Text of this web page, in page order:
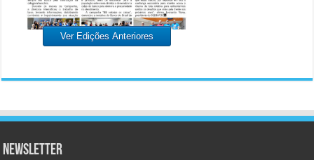
Ver Edições Anteriores
Newsletter